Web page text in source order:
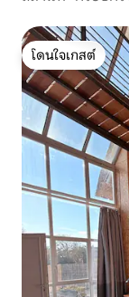
โดนใจเกสต์
โดนใจเกสต์